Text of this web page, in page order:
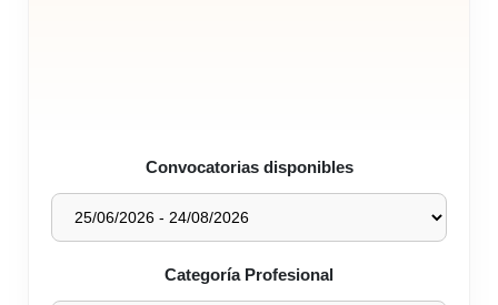
Convocatorias disponibles
Categoría Profesional